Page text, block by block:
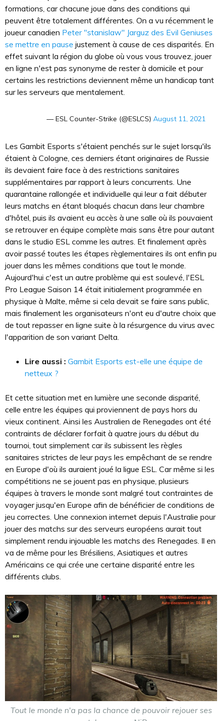
formations, car chacune joue dans des conditions qui
peuvent être totalement différentes. On a vu récemment le
joueur canadien Peter "stanislaw" Jarguz des Evil Geniuses
se mettre en pause justement à cause de ces disparités. En
effet suivant la région du globe où vous vous trouvez, jouer
en ligne n'est pas synonyme de rester à domicile et pour
certains les restrictions deviennent même un handicap tant
sur les serveurs que mentalement.
— ESL Counter-Strike (@ESLCS) August 11, 2021
Les Gambit Esports s'étaient penchés sur le sujet lorsqu'ils
étaient à Cologne, ces derniers étant originaires de Russie
ils devaient faire face à des restrictions sanitaires
supplémentaires par rapport à leurs concurrents. Une
quarantaine rallongée et individuelle qui leur a fait débuter
leurs matchs en étant bloqués chacun dans leur chambre
d'hôtel, puis ils avaient eu accès à une salle où ils pouvaient
se retrouver en équipe complète mais sans être pour autant
dans le studio ESL comme les autres. Et finalement après
avoir passé toutes les étapes règlementaires ils ont enfin pu
jouer dans les mêmes conditions que tout le monde.
Aujourd'hui c'est un autre problème qui est soulevé, l'ESL
Pro League Saison 14 était initialement programmée en
physique à Malte, même si cela devait se faire sans public,
mais finalement les organisateurs n'ont eu d'autre choix que
de tout repasser en ligne suite à la résurgence du virus avec
l'apparition de son variant Delta.
Lire aussi : Gambit Esports est-elle une équipe de
netteux ?
Et cette situation met en lumière une seconde disparité,
celle entre les équipes qui proviennent de pays hors du
vieux continent. Ainsi les Australien de Renegades ont été
contraints de déclarer forfait à quatre jours du début du
tournoi, tout simplement car ils subissent les règles
sanitaires strictes de leur pays les empêchant de se rendre
en Europe d'où ils auraient joué la ligue ESL. Car même si les
compétitions ne se jouent pas en physique, plusieurs
équipes à travers le monde sont malgré tout contraintes de
voyager jusqu'en Europe afin de bénéficier de conditions de
jeu correctes. Une connexion internet depuis l'Australie pour
jouer des matchs sur des serveurs européens aurait tout
simplement rendu injouable les matchs des Renegades. Il en
va de même pour les Brésiliens, Asiatiques et autres
Américains ce qui crée une certaine disparité entre les
différents clubs.
Tout le monde n'a pas la chance de pouvoir rejouer ses